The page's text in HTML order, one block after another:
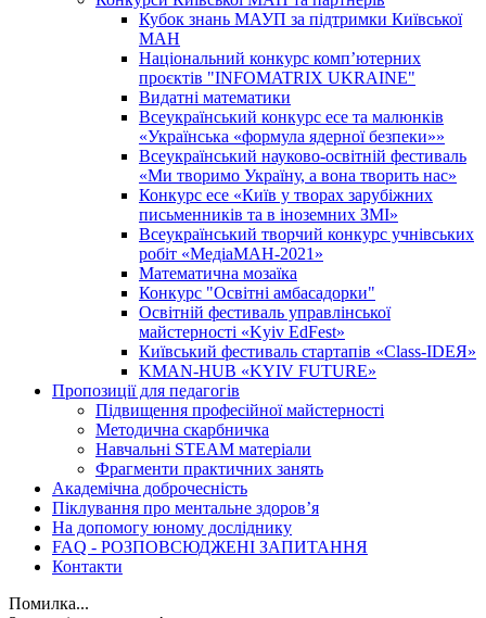
Кубок знань МАУП за підтримки Київської
МАН
Національний конкурс комп’ютерних
проєктів "INFOMATRIX UKRAINE"
Видатні математики
Всеукраїнський конкурс есе та малюнків
«Українська «формула ядерної безпеки»»
Всеукраїнський науково-освітній фестиваль
«Ми творимо Україну, а вона творить нас»
Конкурс есе «Київ у творах зарубіжних
письменників та в іноземних ЗМІ»
Всеукраїнський творчий конкурс учнівських
робіт «МедіаМАН-2021»
Математична мозаїка
Конкурс "Освітні амбасадорки"
Освітній фестиваль управлінської
майстерності «Kyiv EdFest»
Київський фестиваль стартапів «Class-IDEЯ»
KMAN-HUB «KYIV FUTURE»
Пропозиції для педагогів
Підвищення професійної майстерності
Методична скарбничка
Навчальні STEAM матеріали
Фрагменти практичних занять
Академічна доброчесність
Піклування про ментальне здоровʼя
На допомогу юному досліднику
FAQ - РОЗПОВСЮДЖЕНІ ЗАПИТАННЯ
Контакти
Помилка...